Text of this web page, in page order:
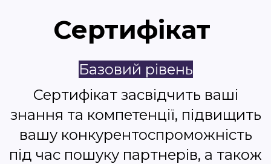
Сертифікат
Базовий рівень
Сертифікат засвідчить ваші
знання та компетенції, підвищить
вашу конкурентоспроможність
під час пошуку партнерів, а також